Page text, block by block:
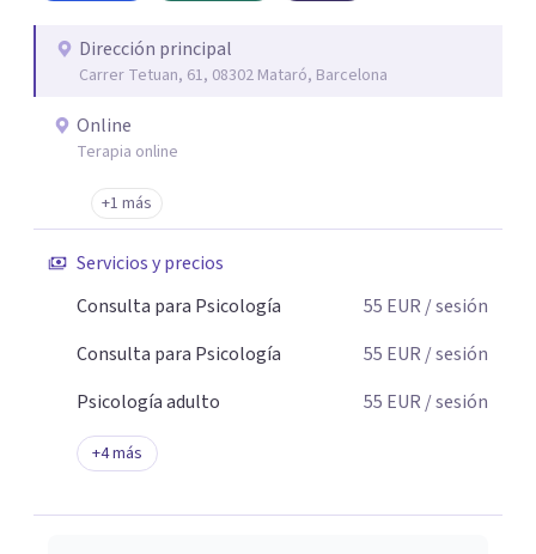
Dirección principal
Carrer Tetuan, 61, 08302 Mataró, Barcelona
Online
Terapia online
+1 más
Servicios y precios
Consulta para Psicología
55 EUR / sesión
Consulta para Psicología
55 EUR / sesión
Psicología adulto
55 EUR / sesión
+4más